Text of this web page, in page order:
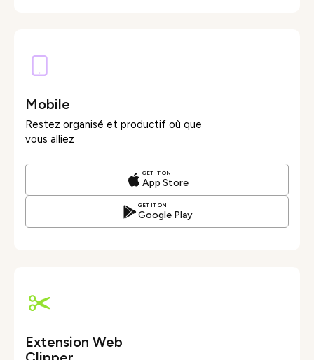
Mobile
Restez organisé et productif où que
vous alliez
GET IT ON
App Store
GET IT ON
Google Play
Extension Web